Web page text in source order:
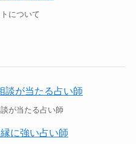
について
が当たる占い師